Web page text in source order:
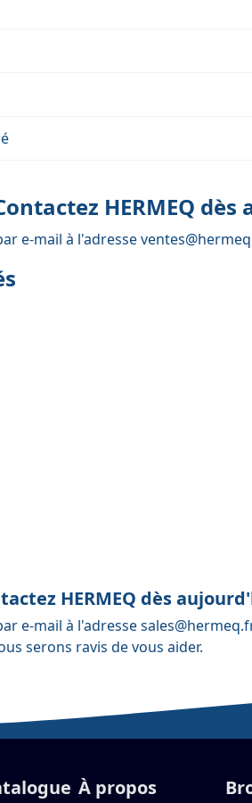
HERMEQ
e-mail à l'adresse
HERMEQ dès
e-mail à l'adresse
serons ravis de vous aider.
À propos